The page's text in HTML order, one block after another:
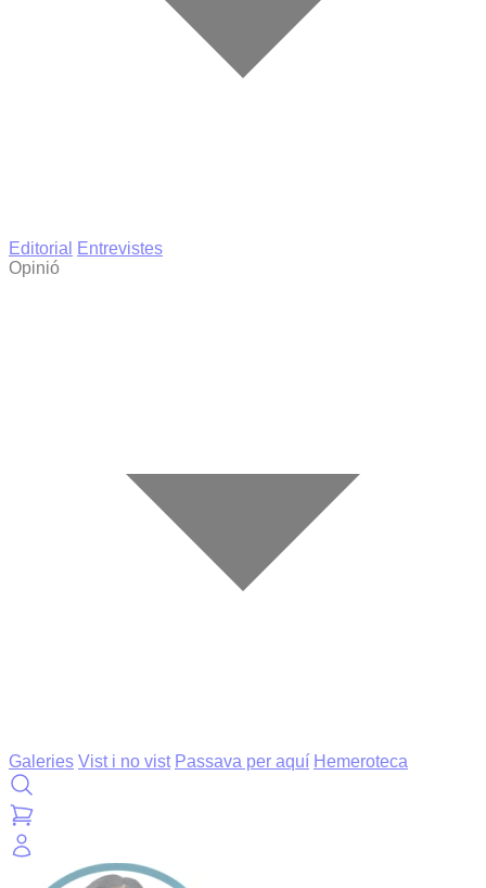
Editorial
Entrevistes
Opinió
Galeries Vist i no vist Passava per aquí Hemeroteca